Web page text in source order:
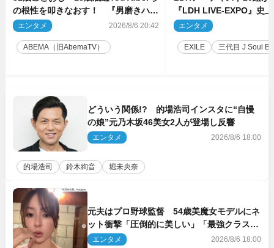
の根性を叩きなおす！ 『男磨きハウ
ス』第2弾コーチ陣発表
エンタメ 2026/8/6 20:42
ABEMA（旧AbemaTV）
『LDH LIVE‐EXPO』史
技場で開催決定
エンタメ
EXILE 三代目 J Soul
どういう関係!? 的場浩司インスタに“自慢
の娘”元乃木坂46美女2人が登場し反響
エンタメ 2026/8/6 18:00
的場浩司 鈴木絢音 堀未央奈
元夫はプロ野球監督 54歳美魔女モデルにネ
ット衝撃「圧倒的に美しい」「最強クラス」
「うっとり」
エンタメ 2026/8/6 18:00